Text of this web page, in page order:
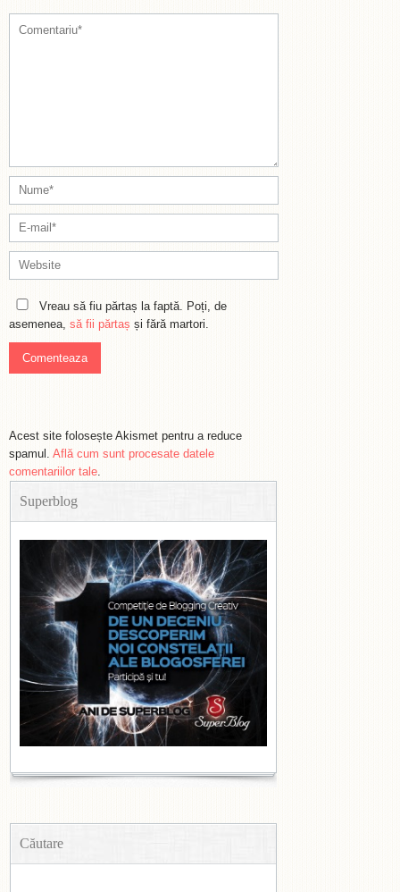
Vreau să fiu părtaș la faptă. Poți, de
asemenea, să fii părtaș și fără martori.
Acest site folosește Akismet pentru a reduce
spamul. Află cum sunt procesate datele
comentariilor tale.
Superblog
Căutare